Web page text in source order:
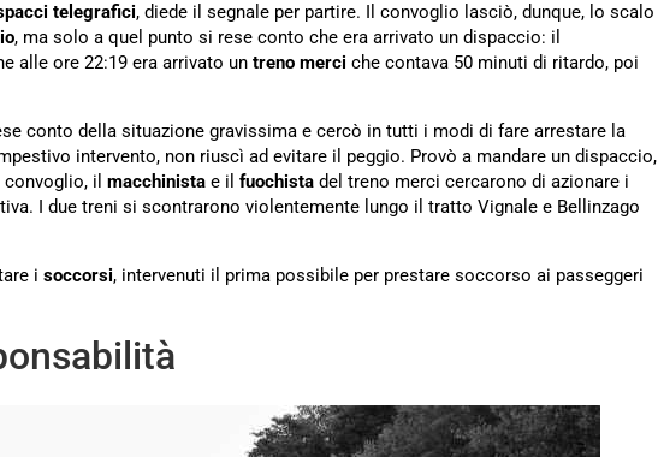
telegrafici, diede il segnale per partire. Il convoglio lasciò, dunque, lo scalo
, ma solo a quel punto si rese conto che era arrivato un dispaccio: il
alle ore 22:19 era arrivato un treno merci che contava 50 minuti di ritardo, poi
conto della situazione gravissima e cercò in tutti i modi di fare arrestare la
intervento, non riuscì ad evitare il peggio. Provò a mandare un dispaccio,
il macchinista e il fuochista del treno merci cercarono di azionare i
I due treni si scontrarono violentemente lungo il tratto Vignale e Bellinzago
i soccorsi, intervenuti il prima possibile per prestare soccorso ai passeggeri